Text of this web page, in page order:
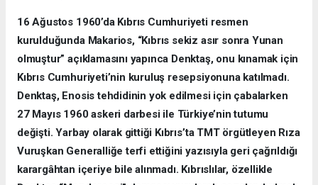
16 Ağustos 1960’da Kıbrıs Cumhuriyeti resmen
kurulduğunda Makarios, “Kıbrıs sekiz asır sonra Yunan
olmuştur” açıklamasını yapınca Denktaş, onu kınamak için
Kıbrıs Cumhuriyeti’nin kuruluş resepsiyonuna katılmadı.
Denktaş, Enosis tehdidinin yok edilmesi için çabalarken
27 Mayıs 1960 askeri darbesi ile Türkiye’nin tutumu
değişti. Yarbay olarak gittiği Kıbrıs’ta TMT örgütleyen Rıza
Vuruşkan Generalliğe terfi ettiğini yazısıyla geri çağrıldığı
karargâhtan içeriye bile alınmadı. Kıbrıslılar, özellikle